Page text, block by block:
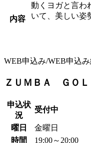
内容
動くヨガと言わ
いて、美しい姿
WEB申込み/WEB申込
ＺＵＭＢＡ ＧＯＬ
申込状
況
受付中
曜日
金曜日
時間
19:00～20:00